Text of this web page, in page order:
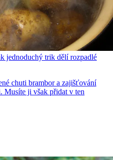
jednoduchý trik dělí rozpadlé
chuti brambor a zajišťování
Musíte ji však přidat v ten